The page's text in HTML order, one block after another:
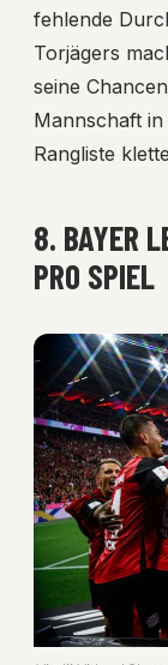
fehlende
Torjägers
seine
Mannschaft
Rangliste
8. BAYER
PRO SPIEL